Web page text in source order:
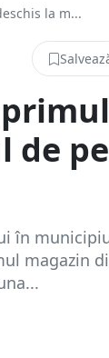
la m...
primul
de pe
în
magazin